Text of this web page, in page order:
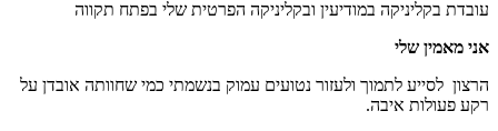
עובדת בקליניקה במודיעין ובקליניקה הפרטית שלי בפתח תקווה
אני מאמין שלי
הרצון לסייע לתמוך ולעזור נטועים עמוק בנשמתי כמי שחוותה אובדן על
רקע פעולות איבה.